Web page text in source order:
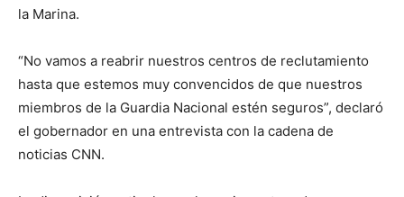
la Marina.
“No vamos a reabrir nuestros centros de reclutamiento
hasta que estemos muy convencidos de que nuestros
miembros de la Guardia Nacional estén seguros”, declaró
el gobernador en una entrevista con la cadena de
noticias CNN.